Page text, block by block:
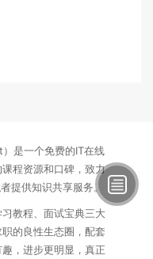
是一个免费的IT在线
程资源和口碑，致力
提供知识共享服务。
教程、面试宝典三大
的良性生态圈，配套
，进步更明显，真正